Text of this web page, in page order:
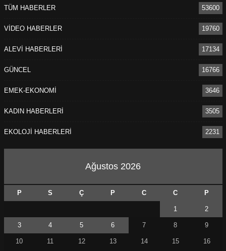
TÜM HABERLER 53600
VİDEO HABERLER 19760
ALEVİ HABERLERİ 17134
GÜNCEL 16766
EMEK-EKONOMİ 3646
KADIN HABERLERİ 3505
EKOLOJİ HABERLERİ 2231
Ağustos 2026
P S Ç P C C P
1 2
3 4 5 6 7 8 9
10 11 12 13 14 15 16